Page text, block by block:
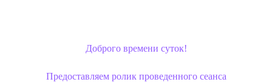
Доброго времени суток!
Предоставляем ролик проведенного сеанса